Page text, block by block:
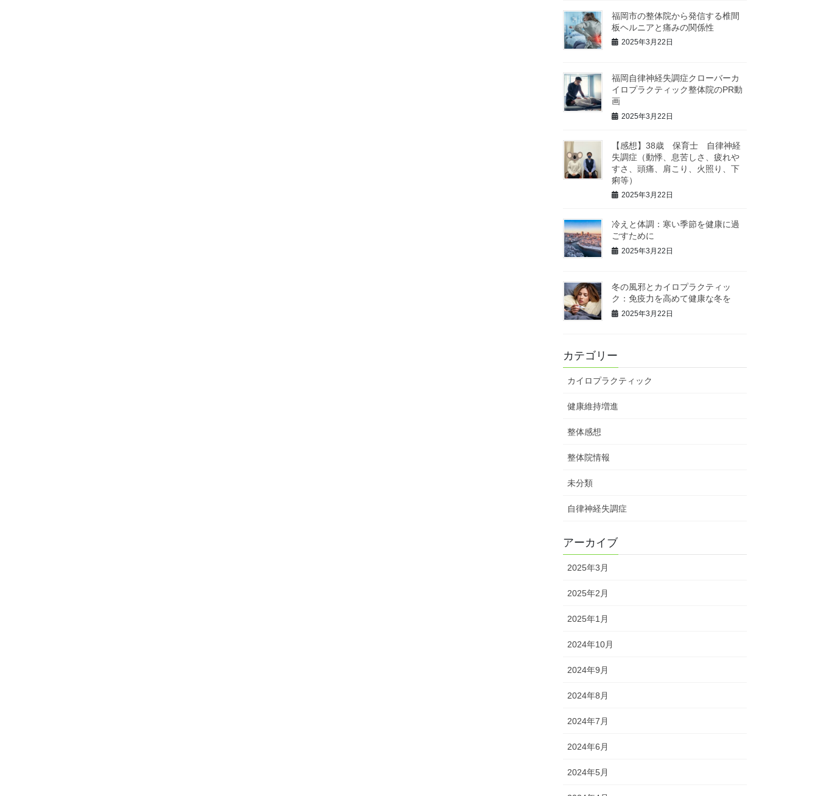
福岡市の整体院から発信する椎間
板ヘルニアと痛みの関係性
2025年3月22日
福岡自律神経失調症クローバーカ
イロプラクティック整体院のPR動
画
2025年3月22日
【感想】38歳 保育士 自律神経
失調症（動悸、息苦しさ、疲れや
すさ、頭痛、肩こり、火照り、下
痢等）
2025年3月22日
冷えと体調：寒い季節を健康に過
ごすために
2025年3月22日
冬の風邪とカイロプラクティッ
ク：免疫力を高めて健康な冬を
2025年3月22日
カテゴリー
カイロプラクティック
健康維持増進
整体感想
整体院情報
未分類
自律神経失調症
アーカイブ
2025年3月
2025年2月
2025年1月
2024年10月
2024年9月
2024年8月
2024年7月
2024年6月
2024年5月